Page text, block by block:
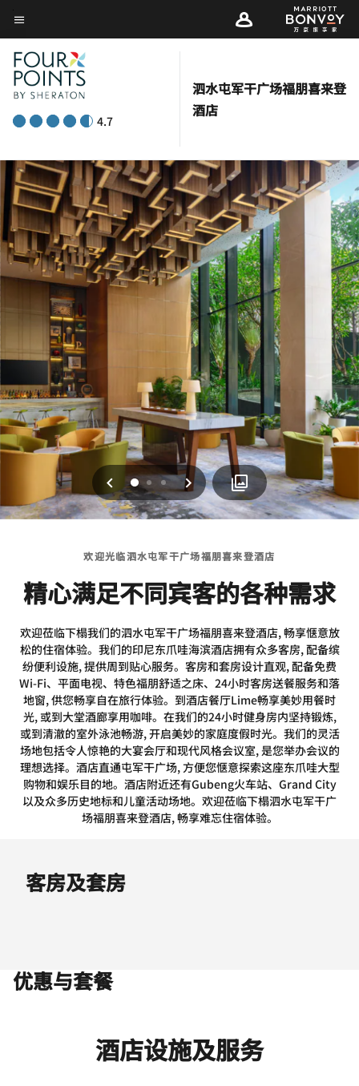
Skip
to
main
content
菜单文本
4.7
泗水屯军干广场福朋喜来登
酒店
上一页
012 下一页
欢迎光临泗水屯军干广场福朋喜来登酒店
精心满足不同宾客的各种需求
欢迎莅临下榻我们的泗水屯军干广场福朋喜来登酒店, 畅享惬意放
松的住宿体验。我们的印尼东爪哇海滨酒店拥有众多客房, 配备缤
纷便利设施, 提供周到贴心服务。客房和套房设计直观, 配备免费
Wi-Fi、平面电视、特色福朋舒适之床、24小时客房送餐服务和落
地窗, 供您畅享自在旅行体验。到酒店餐厅Lime畅享美妙用餐时
光, 或到大堂酒廊享用咖啡。在我们的24小时健身房内坚持锻炼,
或到清澈的室外泳池畅游, 开启美妙的家庭度假时光。我们的灵活
场地包括令人惊艳的大宴会厅和现代风格会议室, 是您举办会议的
理想选择。酒店直通屯军干广场, 方便您惬意探索这座东爪哇大型
购物和娱乐目的地。酒店附近还有Gubeng火车站、Grand City
以及众多历史地标和儿童活动场地。欢迎莅临下榻泗水屯军干广
场福朋喜来登酒店, 畅享难忘住宿体验。
客房及套房
优惠与套餐
酒店设施及服务